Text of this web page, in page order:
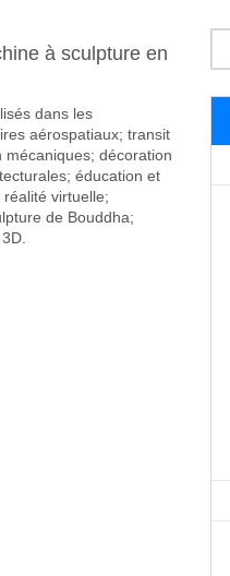
à sculpture en
dans les
aérospatiaux; transit
décoration
éducation et
virtuelle;
de Bouddha;